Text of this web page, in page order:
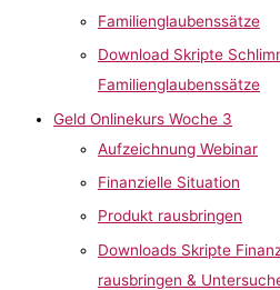
Familienglaubenssätze
Download Skripte
Familienglaubenssätze
Geld Onlinekurs Woche 3
Aufzeichnung Webinar
Finanzielle Situation
Produkt rausbringen
Downloads Skripte
rausbringen &